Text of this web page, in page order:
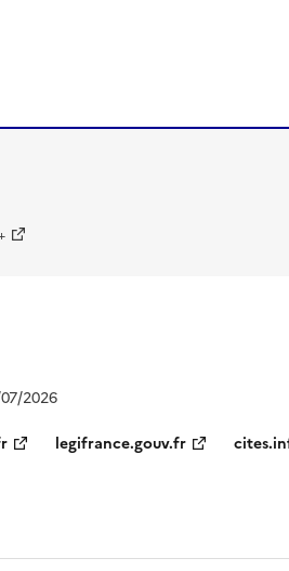
2026
legifrance.gouv.fr